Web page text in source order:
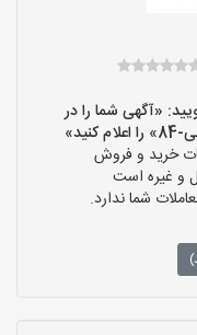
«آگهی شما را در
خرید و فروش
و غیره است
شما ندارد.